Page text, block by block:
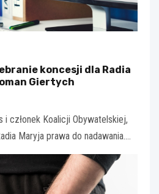
koncesji dla Radia
Giertych
i członek Koalicji Obywatelskiej,
Maryja prawa do nadawania.…